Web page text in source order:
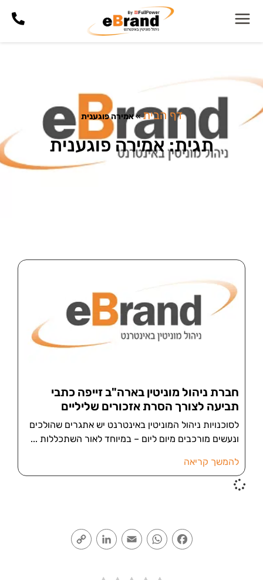
דף הבית»אמירה פוגענית
תגית: אמירה פוגענית
חברת ניהול מוניטין בארה"ב זייפה כתבי
תביעה לצורך הסרת אזכורים שליליים
לסוכנויות ניהול המוניטין באינטרנט יש אתגרים שהולכים
ונעשים מורכבים מיום ליום – במיוחד לאור השתכללות
להמשך קריאה
Facebook
WhatsApp
Email
LinkedIn